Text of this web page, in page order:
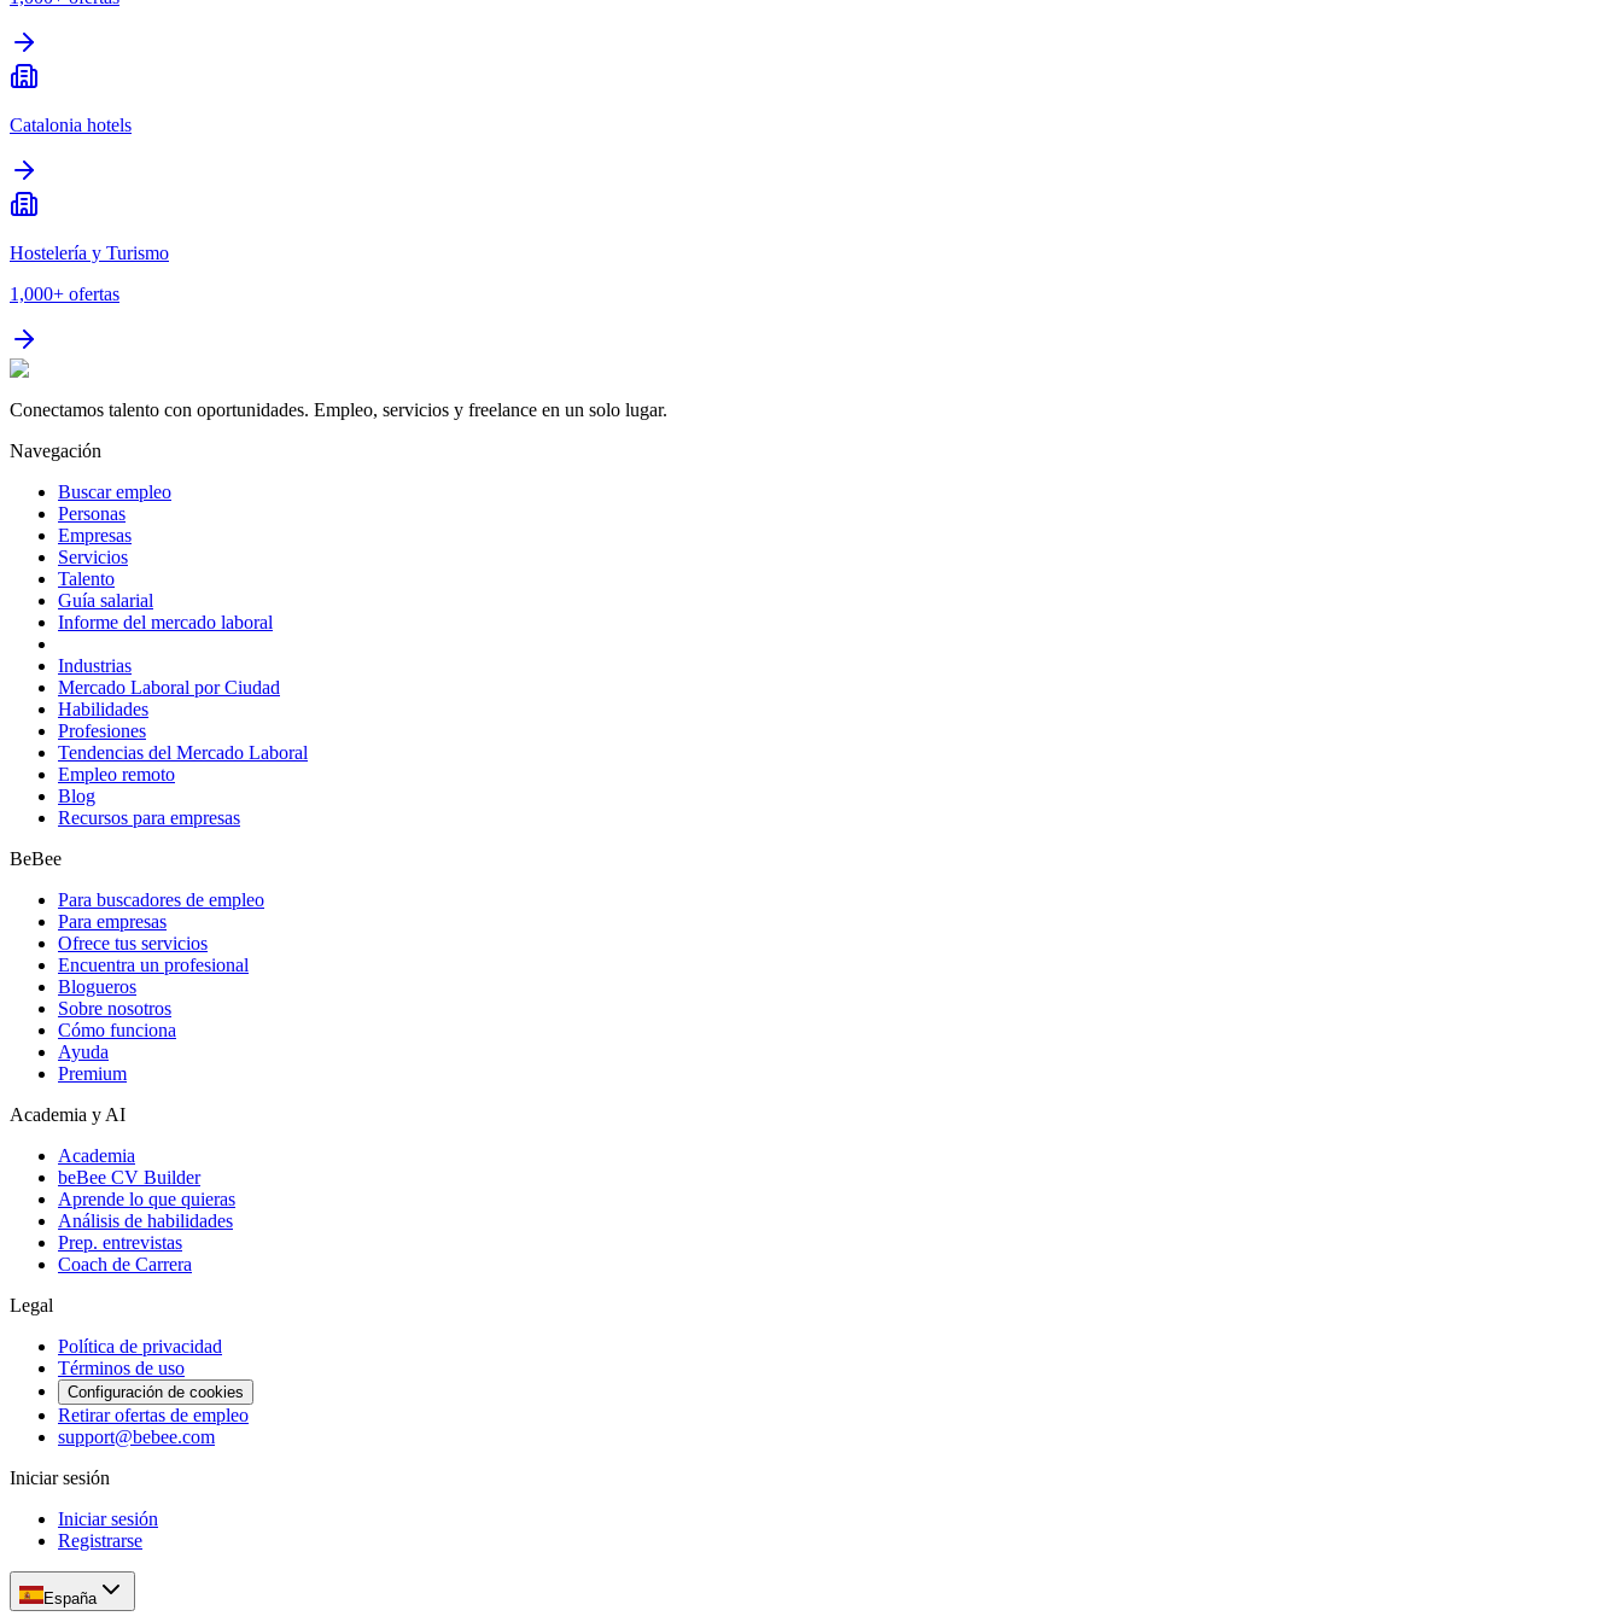
Catalonia hotels
Hostelería y Turismo
1,000+ ofertas
Conectamos talento con oportunidades. Empleo, servicios y freelance en un solo lugar.
Navegación
Buscar empleo
Personas
Empresas
Servicios
Talento
Guía salarial
Informe del mercado laboral
Industrias
Mercado Laboral por Ciudad
Habilidades
Profesiones
Tendencias del Mercado Laboral
Empleo remoto
Blog
Recursos para empresas
BeBee
Para buscadores de empleo
Para empresas
Ofrece tus servicios
Encuentra un profesional
Blogueros
Sobre nosotros
Cómo funciona
Ayuda
Premium
Academia y AI
Academia
beBee CV Builder
Aprende lo que quieras
Análisis de habilidades
Prep. entrevistas
Coach de Carrera
Legal
Política de privacidad
Términos de uso
Configuración de cookies
Retirar ofertas de empleo
support@bebee.com
Iniciar sesión
Iniciar sesión
Registrarse
España